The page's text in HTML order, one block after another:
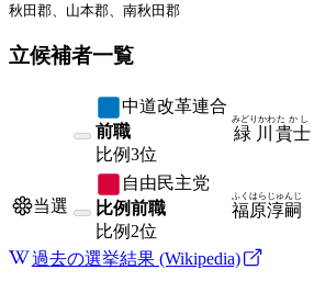
秋田郡、山本郡、南秋田郡
立候補者一覧
中道改革連合
前職
比例3位
緑川
みどりかわ
貴士
たかし
当選
自由民主党
比例前職
比例 2位
福原
ふくはら
淳嗣
じゅんじ
過去の選挙結果 (Wikipedia)